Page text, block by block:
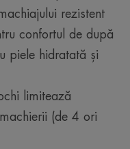
rezistent
confortul de după
piele hidratată și
limitează
(de 4 ori